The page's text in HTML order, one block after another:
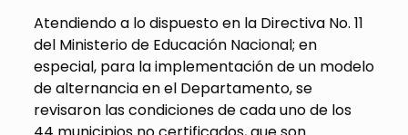
Atendiendo a lo dispuesto en la Directiva No. 11
del Ministerio de Educación Nacional; en
especial, para la implementación de un modelo
de alternancia en el Departamento, se
revisaron las condiciones de cada uno de los